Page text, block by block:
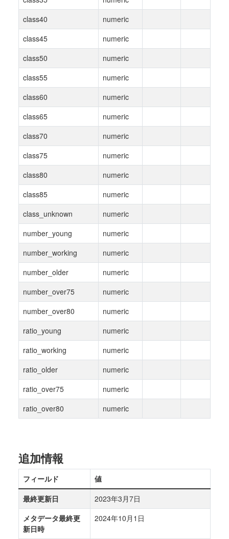
class40
numeric
class45
numeric
class50
numeric
class55
numeric
class60
numeric
class65
numeric
class70
numeric
class75
numeric
class80
numeric
class85
numeric
class_unknown
numeric
number_young
numeric
number_working
numeric
number_older
numeric
number_over75
numeric
number_over80
numeric
ratio_young
numeric
ratio_working
numeric
ratio_older
numeric
ratio_over75
numeric
ratio_over80
numeric
追加情報
フィールド
値
最終更新日
2023年3月7日
メタデータ最終更
新日時
2024年10月1日